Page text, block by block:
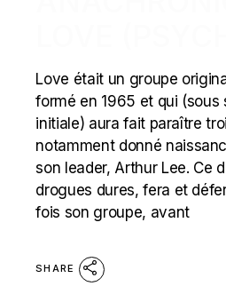
Love était un groupe
formé en 1965 et qui (sous
initiale) aura fait paraître
notamment donné
son leader, Arthur Lee. Ce
drogues dures, fera et
fois son groupe, avant
SHARE